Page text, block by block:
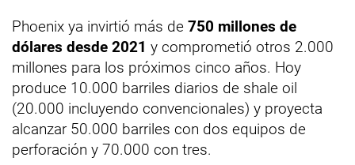
Phoenix ya invirtió más de 750 millones de
dólares desde 2021 y comprometió otros 2.000
millones para los próximos cinco años. Hoy
produce 10.000 barriles diarios de shale oil
(20.000 incluyendo convencionales) y proyecta
alcanzar 50.000 barriles con dos equipos de
perforación y 70.000 con tres.